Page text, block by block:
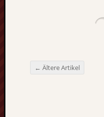
Beitragsnavigation
← Ältere Artikel